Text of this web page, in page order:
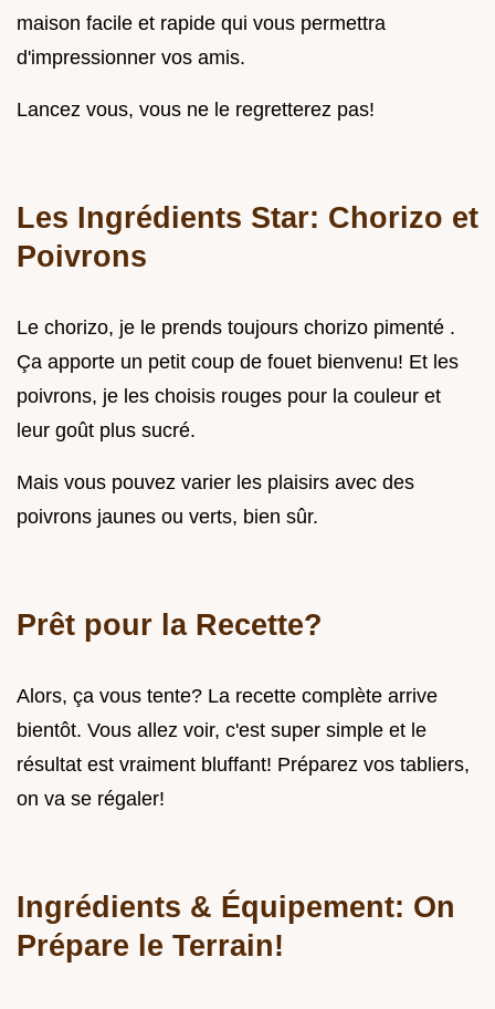
maison facile et rapide qui vous permettra
d'impressionner vos amis.
Lancez vous, vous ne le regretterez pas!
Les Ingrédients Star: Chorizo et
Poivrons
Le chorizo, je le prends toujours chorizo pimenté .
Ça apporte un petit coup de fouet bienvenu! Et les
poivrons, je les choisis rouges pour la couleur et
leur goût plus sucré.
Mais vous pouvez varier les plaisirs avec des
poivrons jaunes ou verts, bien sûr.
Prêt pour la Recette?
Alors, ça vous tente? La recette complète arrive
bientôt. Vous allez voir, c'est super simple et le
résultat est vraiment bluffant! Préparez vos tabliers,
on va se régaler!
Ingrédients & Équipement: On
Prépare le Terrain!